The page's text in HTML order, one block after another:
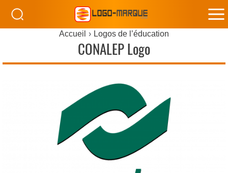
Accueil Logos de l’éducation
CONALEP Logo